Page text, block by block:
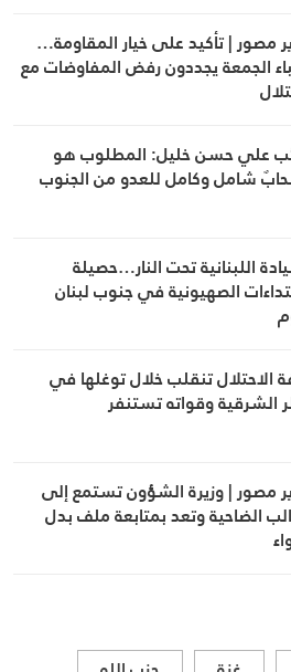
مصور | تأكيد على خيار المقاومة…
الجمعة يجددون رفض المفاوضات مع
علي حسن خليل: المطلوب هو
شامل وكامل للعدو من الجنوب
اللبنانية تحت النار…حصيلة
الصهيونية في جنوب لبنان
الاحتلال تنقلب خلال توغلها في
الشرقية وقواته تستنفر
مصور | وزيرة الشؤون تستمع إلى
الضاحية وتعد بمتابعة ملف بدل